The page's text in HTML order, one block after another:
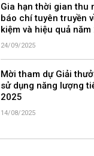
Gia hạn thời gian thu
báo chí tuyên truyền
kiệm và hiệu quả năm
24/09/2025
Mời tham dự Giải
sử dụng năng lượng
2025
14/08/2025